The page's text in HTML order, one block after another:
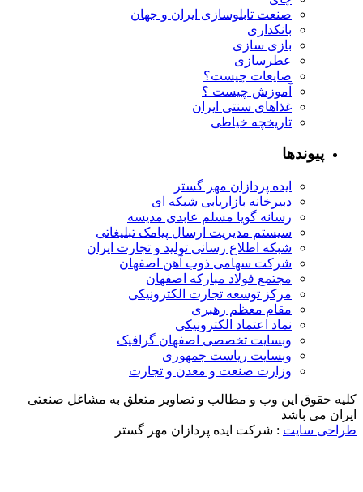
صنعت تابلوسازی ایران و جهان
بانکداری
بازی سازی
عطرسازی
ضایعات چیست؟
آموزش چیست ؟
غذاهای سنتی ایران
تاریخچه خیاطی
پیوندها
ایده پردازان مهر گستر
دبیرخانه بازاریابی شبکه ای
رسانه گویا مسلم عابدی مدیسه
سیستم مدیریت ارسال پیامک تبلیغاتی
شبکه اطلاع رسانی تولید و تجارت ایران
شرکت سهامی ذوب آهن اصفهان
مجتمع فولاد مبارکه اصفهان
مرکز توسعه تجارت الکترونیکی
مقام معظم رهبری
نماد اعتماد الکترونیکی
وبسایت تخصصی اصفهان گرافیک
وبسایت ریاست جمهوری
وزارت صنعت و معدن و تجارت
حقوق این وب و مطالب و تصاویر متعلق به مشاغل صنعتی
می باشد
سایت: شرکت ایده پردازان مهر گستر